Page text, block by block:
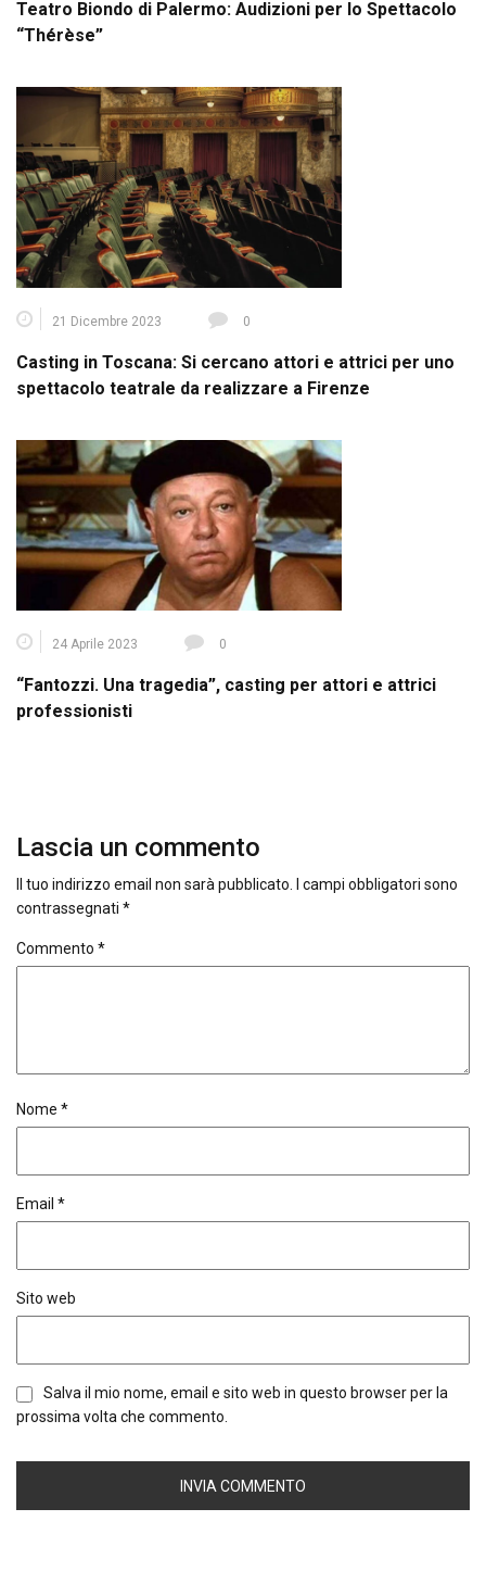
Teatro Biondo di Palermo: Audizioni per lo Spettacolo
“Thérèse”
21 Dicembre 2023 0
Casting in Toscana: Si cercano attori e attrici per uno
spettacolo teatrale da realizzare a Firenze
24 Aprile 2023 0
“Fantozzi. Una tragedia”, casting per attori e attrici
professionisti
Lascia un commento
Il tuo indirizzo email non sarà pubblicato.
I campi obbligatori sono
contrassegnati *
Commento *
Nome *
Email *
Sito web
Salva il mio nome, email e sito web in questo browser per la
prossima volta che commento.